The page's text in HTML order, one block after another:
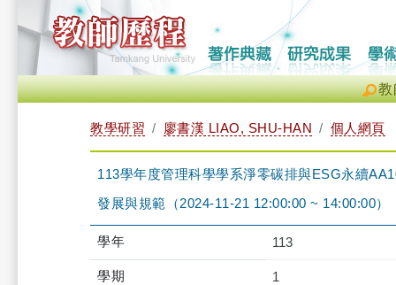
教
教學研習 廖書漢 LIAO, SHU-HAN 個人網頁
113學年度管理科學學系淨零碳排與ESG永續
發展與規範（2024-11-21 12:00:00 ~ 14:00:00）
學年 113
學期 1